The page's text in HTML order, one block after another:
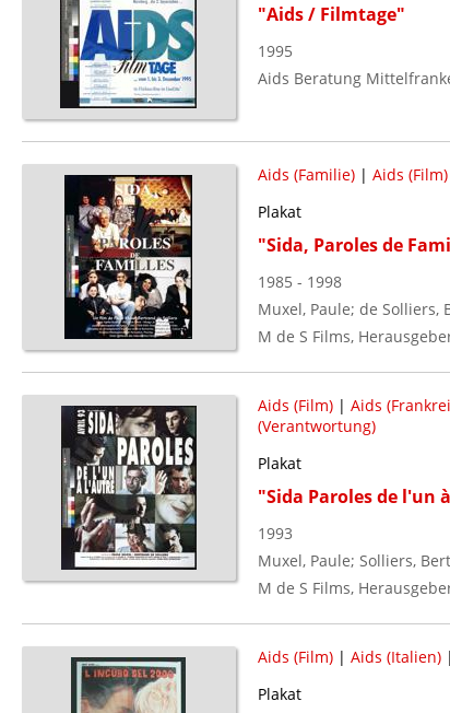
"Aids / Filmtage"
1995
Aids Beratung
Aids (Familie)| Aids (Film)
Plakat
"Sida, Paroles de
1985 - 1998
Muxel, Paule; de Solliers,
M de S Films,
Aids (Film)| Aids
(Verantwortung)
Plakat
"Sida Paroles de l'un
1993
Muxel, Paule; Solliers,
M de S Films,
Aids (Film)| Aids (Italien)|
Plakat